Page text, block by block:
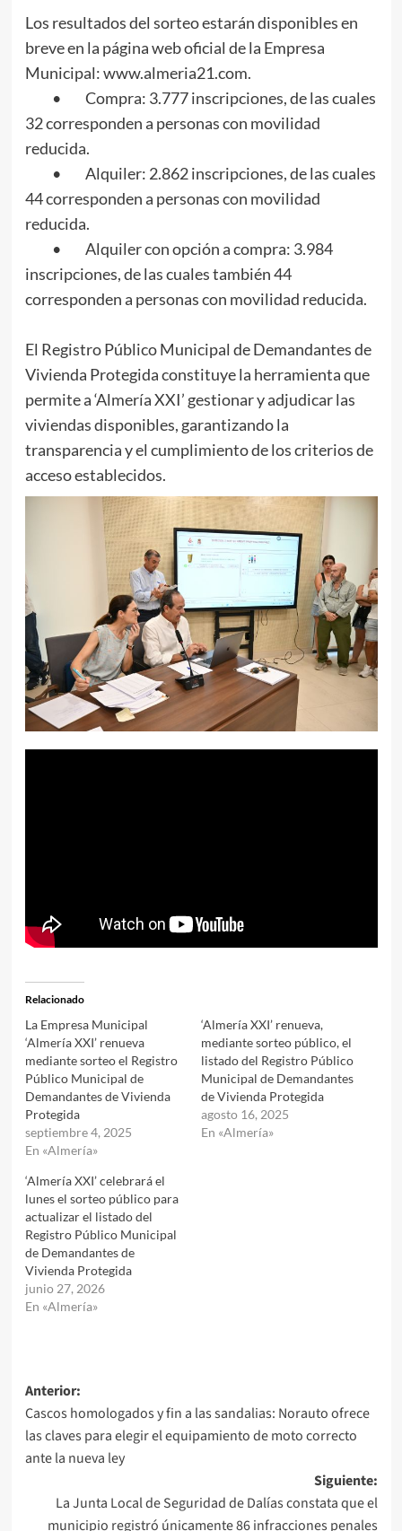
Los resultados del sorteo estarán disponibles en
breve en la página web oficial de la Empresa
Municipal: www.almeria21.com.
• Compra: 3.777 inscripciones, de las cuales
32 corresponden a personas con movilidad
reducida.
• Alquiler: 2.862 inscripciones, de las cuales
44 corresponden a personas con movilidad
reducida.
• Alquiler con opción a compra: 3.984
inscripciones, de las cuales también 44
corresponden a personas con movilidad reducida.
El Registro Público Municipal de Demandantes de
Vivienda Protegida constituye la herramienta que
permite a ‘Almería XXI’ gestionar y adjudicar las
viviendas disponibles, garantizando la
transparencia y el cumplimiento de los criterios de
acceso establecidos.
Relacionado
La Empresa Municipal
‘Almería XXI’ renueva
mediante sorteo el Registro
Público Municipal de
Demandantes de Vivienda
Protegida
septiembre 4, 2025
En «Almería»
‘Almería XXI’ renueva,
mediante sorteo público, el
listado del Registro Público
Municipal de Demandantes
de Vivienda Protegida
agosto 16, 2025
En «Almería»
‘Almería XXI’ celebrará el
lunes el sorteo público para
actualizar el listado del
Registro Público Municipal
de Demandantes de
Vivienda Protegida
junio 27, 2026
En «Almería»
Navegación
de
entradas
Anterior:
Cascos homologados y fin a las sandalias: Norauto ofrece
las claves para elegir el equipamiento de moto correcto
ante la nueva ley
Siguiente:
La Junta Local de Seguridad de Dalías constata que el
municipio registró únicamente 86 infracciones penales